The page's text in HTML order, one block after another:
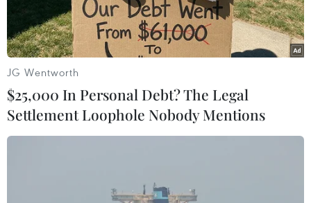
JG Wentworth
$25,000 In Personal Debt? The Legal
Settlement Loophole Nobody Mentions